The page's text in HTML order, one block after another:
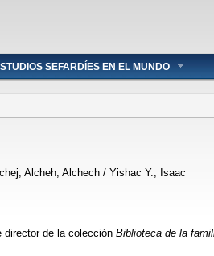
SEFARDÍES EN EL MUNDO
Alcheh, Alchech / Yishac Y., Isaac
director de la colección Biblioteca de la